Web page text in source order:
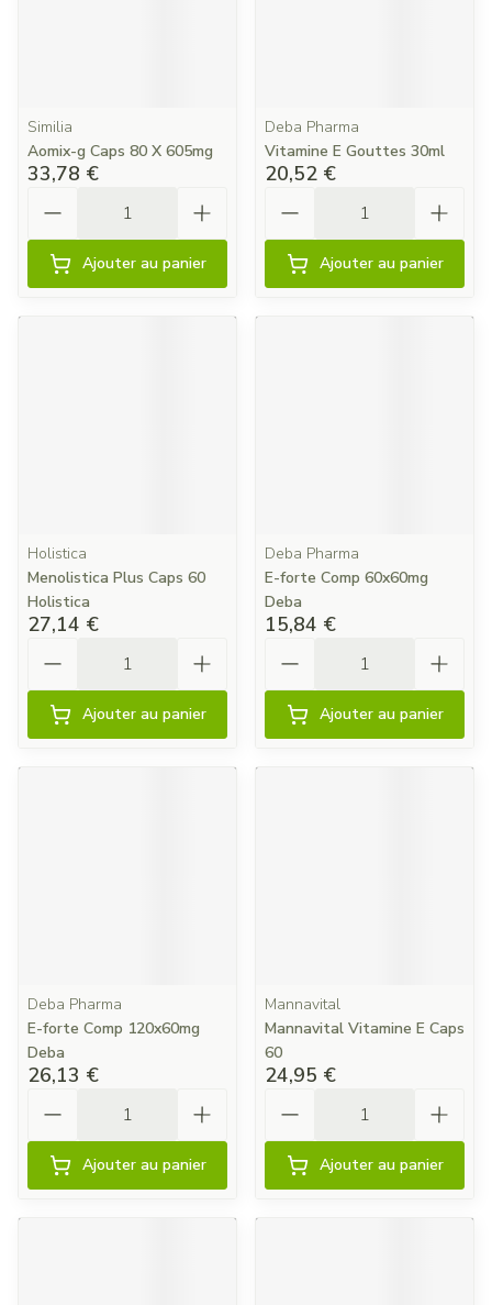
Similia
Aomix-g Caps 80 X 605mg
33,78 €
Ajouter au panier
Deba Pharma
Vitamine E Gouttes 30ml
20,52 €
Ajouter au panier
Holistica
Menolistica Plus Caps 60
Holistica
27,14 €
Ajouter au panier
Deba Pharma
E-forte Comp 60x60mg
Deba
15,84 €
Ajouter au panier
Deba Pharma
E-forte Comp 120x60mg
Deba
26,13 €
Ajouter au panier
Mannavital
Mannavital Vitamine E Caps
60
24,95 €
Ajouter au panier